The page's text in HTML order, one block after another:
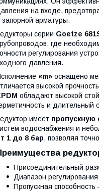
на входе,
запорной арматуры.
серии Goetze
где
регулирования
давления.
«m» оснащено
высокой
обладают высокой
и длительный
имеет пропускную
водоснабжения и
1 до 8 бар, позволяя
Присоединительный
Диапазон
Пропускная